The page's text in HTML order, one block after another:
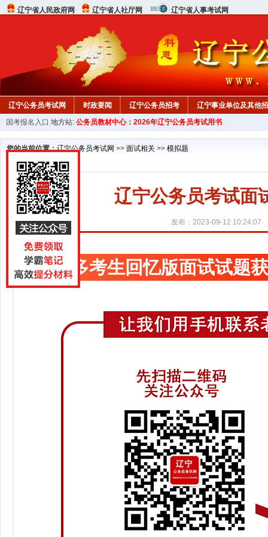
辽宁省人民政府网 辽宁省人社厅网 辽宁省人事考试网
辽宁公务员考试网 时政要闻 辽宁公务员招考 辽宁事业单位及其他
在线咨询 教材中心
国考报名入口 地方站: 公务员教材中心：2026年辽宁公务员考试用书
您的当前位置：辽宁公务员考试网 >> 面试相关 >> 模拟题
辽宁公务员考试面
发布：2023-09-12 10:24:07
更多考生回忆版面试试题